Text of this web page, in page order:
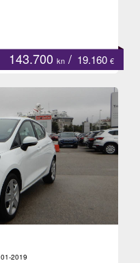
143.700 kn / 19.160 €
01-2019